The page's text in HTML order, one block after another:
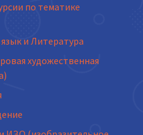
по тематике
язык и Литература
художественная